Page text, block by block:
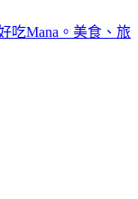
吃Mana。美食、旅